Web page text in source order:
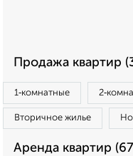
Продажа квартир
1‑комнатные
Вторичное жилье
Аренда квартир